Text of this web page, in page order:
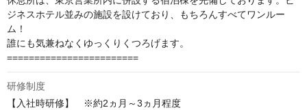
ジネスホテル並みの施設を設けており、もちろんすべてワンルー
ム！
誰にも気兼ねなくゆっくりくつろげます。
========================
研修制度
【入社時研修】　※約2ヵ月～3ヵ月程度